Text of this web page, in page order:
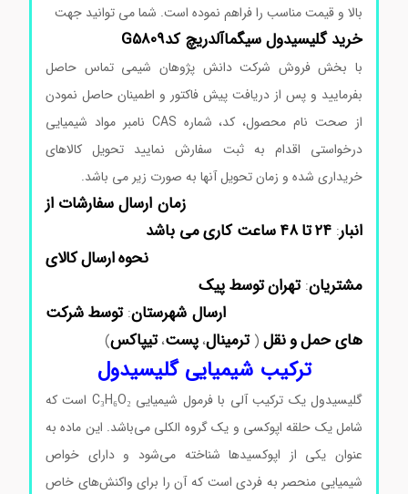
بالا و قیمت مناسب را فراهم نموده است. شما می توانید جهت
خرید گلیسیدول سیگماآلدریچ کدG5809
با بخش فروش شرکت دانش پژوهان شیمی تماس حاصل
بفرمایید و پس از دریافت پیش فاکتور و اطمینان حاصل نمودن
از صحت نام محصول، کد، شماره CAS نامبر مواد شیمیایی
درخواستی اقدام به ثبت سفارش نمایید تحویل کالاهای
خریداری شده و زمان تحویل آنها به صورت زیر می باشد.
زمان ارسالسفارشات از
انبار:۲۴ تا۴۸ساعت کاریمی باشد
نحوهارسالکالای
مشتریان:تهرانتوسطپیک
ارسالشهرستان:توسطشرکت
های حملونقل(ترمینال،پست،تیپاکس)
ترکیب شیمیایی گلیسیدول
گلیسیدول یک ترکیب آلی با فرمول شیمیایی C₃H₆O₂ است که
شامل یک حلقه اپوکسی و یک گروه الکلی می‌باشد. این ماده به
عنوان یکی از اپوکسیدها شناخته می‌شود و دارای خواص
شیمیایی منحصر به فردی است که آن را برای واکنش‌های خاص